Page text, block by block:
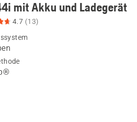
mit Akku und Ladegerät
4.7 (13)